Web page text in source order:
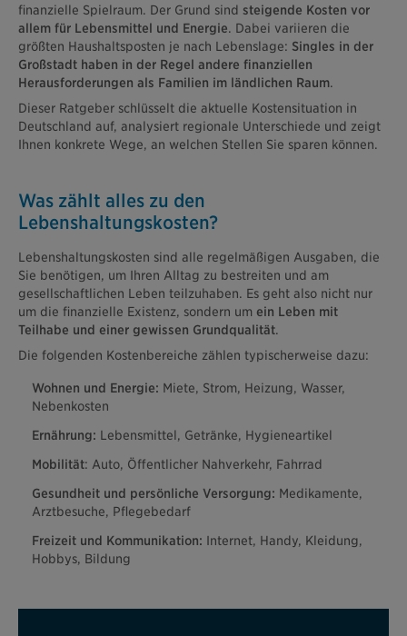
finanzielle Spielraum. Der Grund sind steigende Kosten vor
allem für Lebensmittel und Energie. Dabei variieren die
größten Haushaltsposten je nach Lebenslage: Singles in der
Großstadt haben in der Regel andere finanziellen
Herausforderungen als Familien im ländlichen Raum.
Dieser Ratgeber schlüsselt die aktuelle Kostensituation in
Deutschland auf, analysiert regionale Unterschiede und zeigt
Ihnen konkrete Wege, an welchen Stellen Sie sparen können.
Was zählt alles zu den
Lebenshaltungskosten?
Lebenshaltungskosten sind alle regelmäßigen Ausgaben, die
Sie benötigen, um Ihren Alltag zu bestreiten und am
gesellschaftlichen Leben teilzuhaben. Es geht also nicht nur
um die finanzielle Existenz, sondern um ein Leben mit
Teilhabe und einer gewissen Grundqualität.
Die folgenden Kostenbereiche zählen typischerweise dazu:
Wohnen und Energie: Miete, Strom, Heizung, Wasser,
Nebenkosten
Ernährung: Lebensmittel, Getränke, Hygieneartikel
Mobilität: Auto, Öffentlicher Nahverkehr, Fahrrad
Gesundheit und persönliche Versorgung: Medikamente,
Arztbesuche, Pflegebedarf
Freizeit und Kommunikation: Internet, Handy, Kleidung,
Hobbys, Bildung